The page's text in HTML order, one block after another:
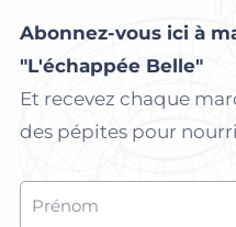
Abonnez-vous ici à
"L'échappée Belle"
Et recevez chaque
des pépites pour